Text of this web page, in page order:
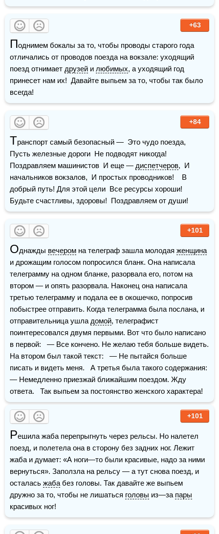
+63
Поднимем бокалы за то, чтобы проводы старого года
отличались от проводов поезда на вокзале: уходящий
поезд отнимает друзей и любимых, а уходящий год
принесет нам их!  Давайте выпьем за то, чтобы так было
всегда!
+84
Транспорт самый безопасный —  Это чудо поезда,
Пусть железные дороги  Не подводят никогда!
Поздравляем машинистов  И еще — диспетчеров,  И
начальников вокзалов,  И простых проводников!    В
добрый путь! Для этой цели  Все ресурсы хороши!
Будьте счастливы, здоровы!  Поздравляем от души!
+101
Однажды вечером на телеграф зашла молодая женщина
и дрожащим голосом попросился бланк. Она написала
телеграмму на одном бланке, разорвала его, потом на
втором — и опять разорвала. Наконец она написала
третью телеграмму и подала ее в окошечко, попросив
побыстрее отправить. Когда телеграмма была послана, и
отправительница ушла домой, телеграфист
поинтересовался двумя первыми. Вот что было написано
в первой:   — Все кончено. Не желаю тебя больше видеть.
На втором был такой текст:   — Не пытайся больше
писать и видеть меня.   А третья была такого содержания:
— Немедленно приезжай ближайшим поездом. Жду
ответа.   Так выпьем за постоянство женского характера!
+101
Решила жаба перепрыгнуть через рельсы. Но налетел
поезд, и полетела она в сторону без задних ног. Лежит
жаба и думает: «А ноги—то были красивые, надо за ними
вернуться». Заползла на рельсу — а тут снова поезд, и
осталась жаба без головы. Так давайте же выпьем
дружно за то, чтобы не лишаться головы из—за пары
красивых ног!